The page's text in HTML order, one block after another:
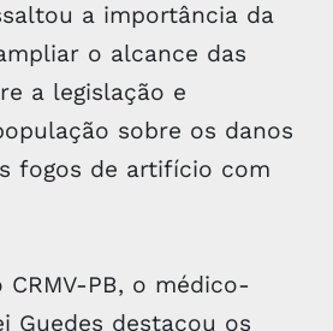
a importância da
o alcance das
a legislação e
sobre os danos
fogos de artifício com
CRMV-PB, o médico-
Guedes destacou os